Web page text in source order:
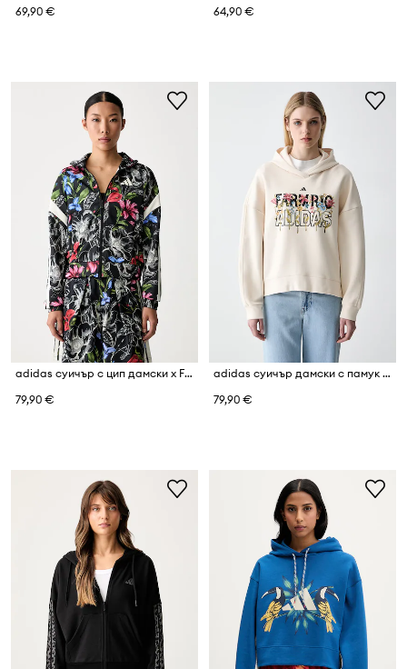
69,90 €
64,90 €
adidas суичър с цип дамски x Farm Rio
79,90 €
adidas суичър дамски с памук x Farm Rio
79,90 €